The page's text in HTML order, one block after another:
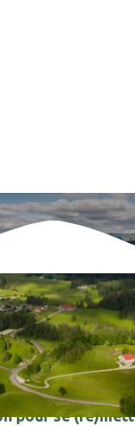
du Parc»Challenge
à vélo
belle journée
pour se